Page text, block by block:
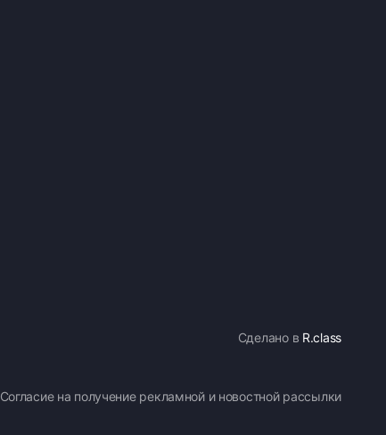
Сделано в R.class
Согласие на получение рекламной и новостной рассылки